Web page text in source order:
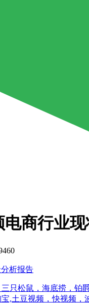
商行业
析报告
只松鼠，海底捞，
,土豆视频，快视频